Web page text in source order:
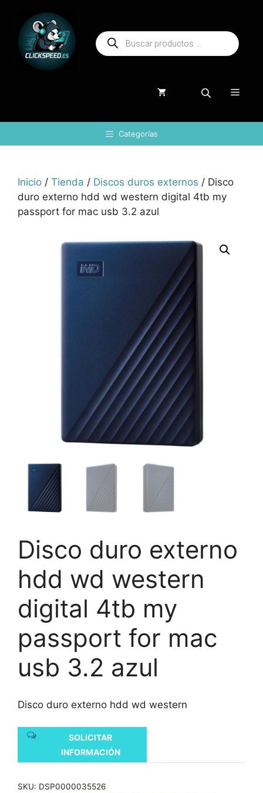
contenido
Búsqueda
de
productos
Menú
Categorías
Inicio / Tienda / Discos duros externos / Disco
duro externo hdd wd western digital 4tb my
passport for mac usb 3.2 azul
Disco duro externo
hdd wd western
digital 4tb my
passport for mac
usb 3.2 azul
Disco duro externo hdd wd western
SOLICITAR
INFORMACIÓN
SKU: DSP0000035526